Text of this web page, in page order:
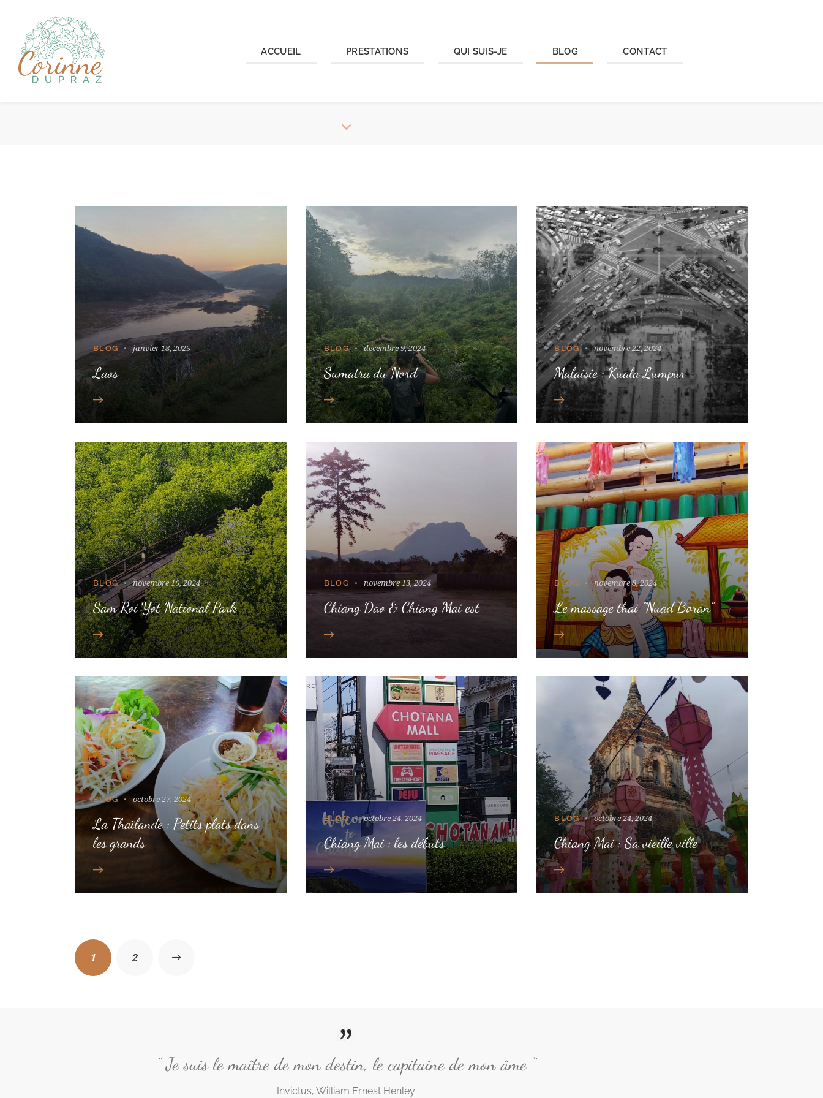
ACCUEIL PRESTATIONS QUI SUIS-JE BLOG CONTACT
BLOG janvier 18, 2025
Laos
BLOG décembre 9, 2024
Sumatra du Nord
BLOG novembre 22, 2024
Malaisie : Kuala Lumpur
BLOG novembre 16, 2024
Sam Roi Yot National Park
BLOG novembre 13, 2024
Chiang Dao & Chiang Mai est
BLOG novembre 8, 2024
Le massage thai “Nuad Boran”
BLOG octobre 27, 2024
La Thaïlande : Petits plats dans
les grands
BLOG octobre 24, 2024
Chiang Mai : les débuts
BLOG octobre 24, 2024
Chiang Mai : Sa vieille ville
1 2
” Je suis le maître de mon destin, le capitaine de mon âme “
Invictus, William Ernest Henley